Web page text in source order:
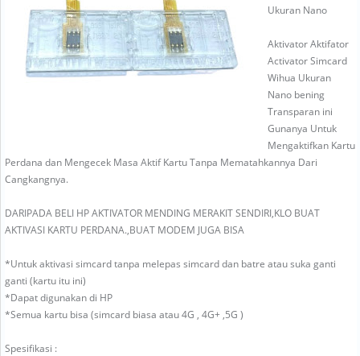
Ukuran Nano
Aktivator Aktifator
Activator Simcard
Wihua Ukuran
Nano bening
Transparan ini
Gunanya Untuk
Mengaktifkan Kartu
Perdana dan Mengecek Masa Aktif Kartu Tanpa Mematahkannya Dari
Cangkangnya.
DARIPADA BELI HP AKTIVATOR MENDING MERAKIT SENDIRI,KLO BUAT
AKTIVASI KARTU PERDANA.,BUAT MODEM JUGA BISA
*Untuk aktivasi simcard tanpa melepas simcard dan batre atau suka ganti
ganti (kartu itu ini)
*Dapat digunakan di HP
*Semua kartu bisa (simcard biasa atau 4G , 4G+ ,5G )
Spesifikasi :